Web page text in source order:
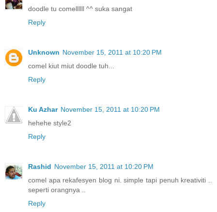
doodle tu comellllll ^^ suka sangat
Reply
Unknown November 15, 2011 at 10:20 PM
comel kiut miut doodle tuh...
Reply
Ku Azhar November 15, 2011 at 10:20 PM
hehehe style2
Reply
Rashid November 15, 2011 at 10:20 PM
comel apa rekafesyen blog ni. simple tapi penuh kreativiti ..
seperti orangnya ..
Reply